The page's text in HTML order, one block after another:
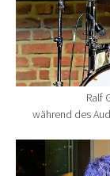
Ralf
während des
Show larger